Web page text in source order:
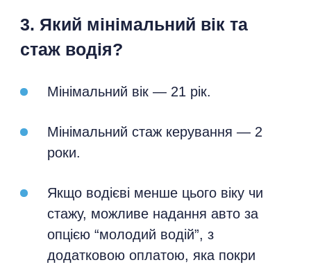
3. Який мінімальний вік та
стаж водія?
Мінімальний вік — 21 рік.
Мінімальний стаж керування — 2
роки.
Якщо водієві менше цього віку чи
стажу, можливе надання авто за
опцією “молодий водій”, з
додатковою оплатою, яка покри